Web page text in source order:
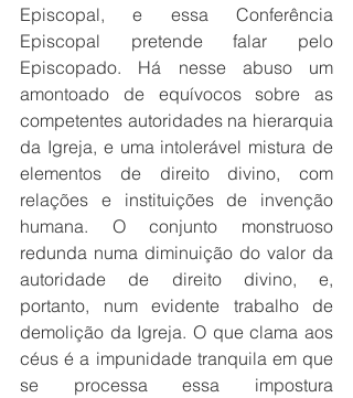
Episcopal, e essa Conferência
Episcopal pretende falar pelo
Episcopado. Há nesse abuso um
amontoado de equívocos sobre as
competentes autoridades na hierarquia
da Igreja, e uma intolerável mistura de
elementos de direito divino, com
relações e instituições de invenção
humana. O conjunto monstruoso
redunda numa diminuição do valor da
autoridade de direito divino, e,
portanto, num evidente trabalho de
demolição da Igreja. O que clama aos
céus é a impunidade tranquila em que
se processa essa impostura